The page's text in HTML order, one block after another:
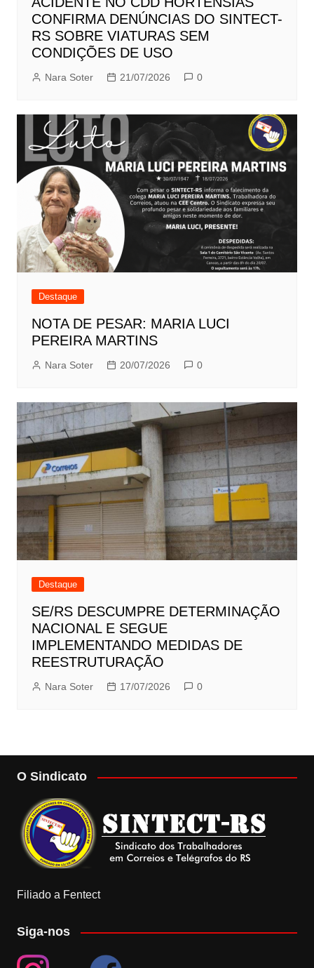
CONFIRMA DENÚNCIAS DO SINTECT-
RS SOBRE VIATURAS SEM
CONDIÇÕES DE USO
Nara Soter 21/07/2026 0
Destaque
NOTA DE PESAR: MARIA LUCI
PEREIRA MARTINS
Nara Soter 20/07/2026 0
Destaque
SE/RS DESCUMPRE DETERMINAÇÃO
NACIONAL E SEGUE
IMPLEMENTANDO MEDIDAS DE
REESTRUTURAÇÃO
Nara Soter 17/07/2026 0
O Sindicato
Filiado a Fentect
Siga-nos